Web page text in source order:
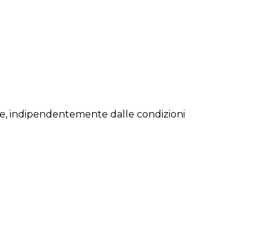
indipendentemente dalle condizioni